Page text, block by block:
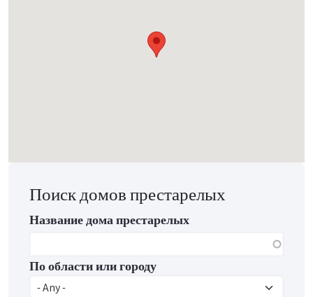
Поиск домов престарелых
Название дома престарелых
По области или городу